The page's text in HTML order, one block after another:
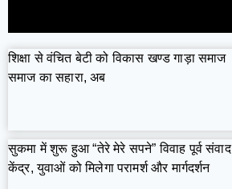
शिक्षा से वंचित बेटी को विकास खण्ड गाड़ा समाज
समाज का सहारा, अब
सुकमा में शुरू हुआ “तेरे मेरे सपने” विवाह पूर्व संवाद
केंद्र, युवाओं को मिलेगा परामर्श और मार्गदर्शन